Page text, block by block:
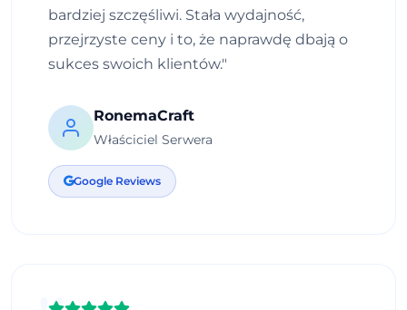
bardziej szczęśliwi. Stała wydajność,
przejrzyste ceny i to, że naprawdę dbają o
sukces swoich klientów."
RonemaCraft
Właściciel Serwera
Google Reviews